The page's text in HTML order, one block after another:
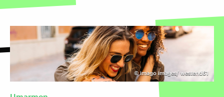
©imago images/ westend61